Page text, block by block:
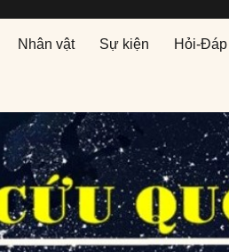
Nhân vật Sự kiện Hỏi-Đáp